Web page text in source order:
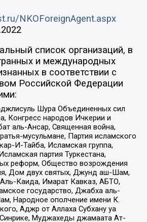
NKOForeignAgent.aspx
список организаций, в
и международных
в соответствии с
Российской Федерации
Шура Объединенных сил
Конгресс народов Ичкерии и
аль-Ансар, Священная война,
мусульмане, Партия исламского
И-Тайба, Исламская группа,
партия Туркестана,
реформ, Общество возрождения
Дом двух святых, Джунд аш-Шам,
Каида, Имарат Кавказ, АБТО,
государство, Джабха аль-
Народное ополчение имени К.
Аджр от Аллаха Субхану уа
Муджахеды джамаата Ат-